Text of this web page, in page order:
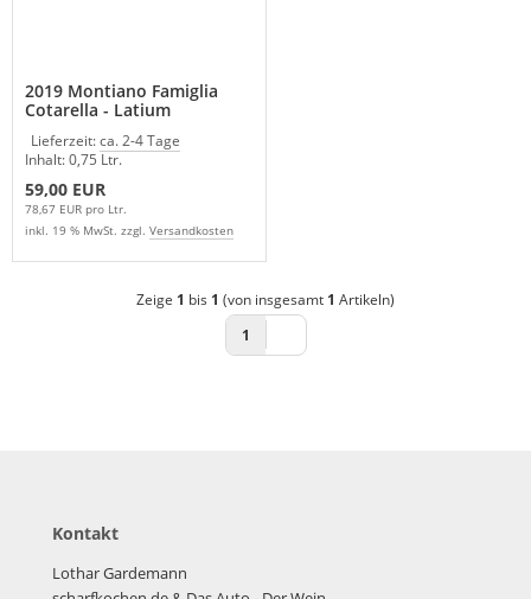
2019 Montiano Famiglia
Cotarella - Latium
Lieferzeit:ca. 2-4 Tage
Inhalt: 0,75 Ltr.
59,00 EUR
78,67 EUR pro Ltr.
inkl. 19 % MwSt. zzgl. Versandkosten
Zeige 1 bis 1 (von insgesamt 1 Artikeln)
1
Kontakt
Lothar Gardemann